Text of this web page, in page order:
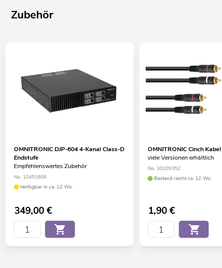
Zubehör
OMNITRONIC DJP-604 4-Kanal Class-D
Endstufe
Empfehlenswertes Zubehör
No. 10451606
Verfügbar in ca. 12 Wo.
349,00€
OMNITRONIC Cinch
viele Versionen erhältlich
No. 30209352
Bestand reicht ca. 12 Wo.
1,90€